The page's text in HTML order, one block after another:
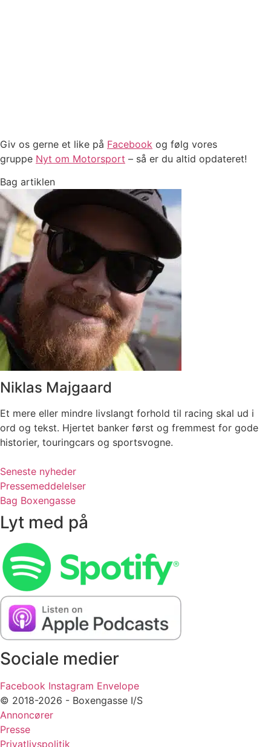
Giv os gerne et like på Facebook og følg vores
gruppe Nyt om Motorsport – så er du altid opdateret!
Bag artiklen
Niklas Majgaard
Et mere eller mindre livslangt forhold til racing skal ud i
ord og tekst. Hjertet banker først og fremmest for gode
historier, touringcars og sportsvogne.
Seneste nyheder
Pressemeddelelser
Bag Boxengasse
Lyt med på
Sociale medier
Facebook Instagram Envelope
© 2018-2026 - Boxengasse I/S
Annoncører
Presse
Privatlivspolitik